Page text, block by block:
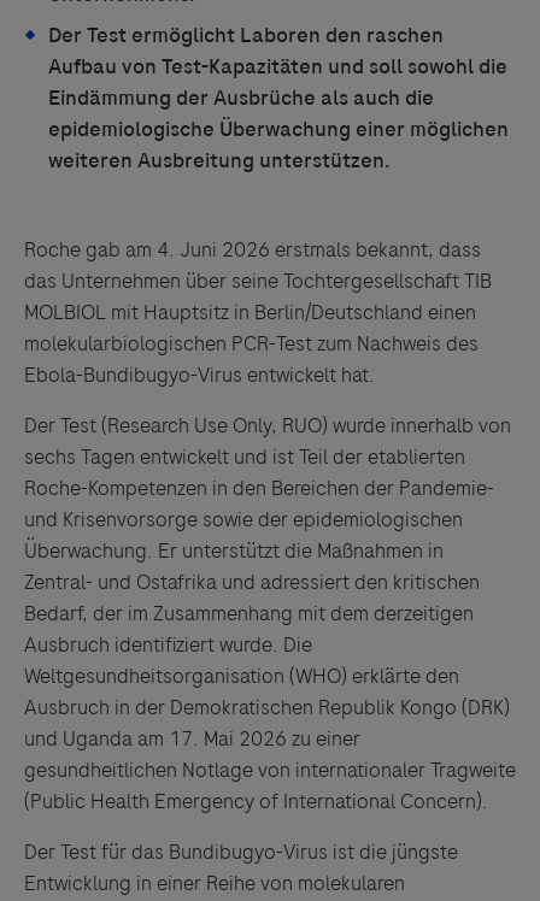
Der Test ermöglicht Laboren den raschen
Aufbau von Test-Kapazitäten und soll sowohl die
Eindämmung der Ausbrüche als auch die
epidemiologische Überwachung einer möglichen
weiteren Ausbreitung unterstützen.
Roche gab am 4. Juni 2026 erstmals bekannt, dass
das Unternehmen über seine Tochtergesellschaft TIB
MOLBIOL mit Hauptsitz in Berlin/Deutschland einen
molekularbiologischen PCR-Test zum Nachweis des
Ebola-Bundibugyo-Virus entwickelt hat.
Der Test (Research Use Only, RUO) wurde innerhalb von
sechs Tagen entwickelt und ist Teil der etablierten
Roche-Kompetenzen in den Bereichen der Pandemie-
und Krisenvorsorge sowie der epidemiologischen
Überwachung. Er unterstützt die Maßnahmen in
Zentral- und Ostafrika und adressiert den kritischen
Bedarf, der im Zusammenhang mit dem derzeitigen
Ausbruch identifiziert wurde. Die
Weltgesundheitsorganisation (WHO) erklärte den
Ausbruch in der Demokratischen Republik Kongo (DRK)
und Uganda am 17. Mai 2026 zu einer
gesundheitlichen Notlage von internationaler Tragweite
(Public Health Emergency of International Concern).
Der Test für das Bundibugyo-Virus ist die jüngste
Entwicklung in einer Reihe von molekularen